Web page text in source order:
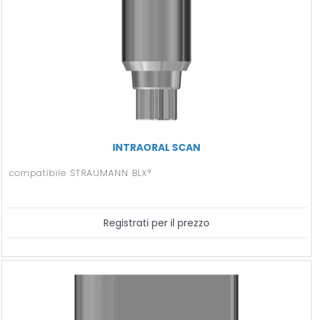
INTRAORAL SCAN
compatibile STRAUMANN BLX®
Registrati per il prezzo